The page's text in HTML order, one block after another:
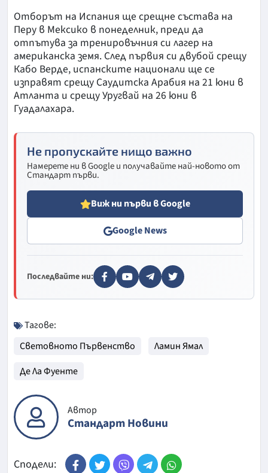
Отборът на Испания ще срещне състава на
Перу в Мексико в понеделник, преди да
отпътува за тренировъчния си лагер на
американска земя. След първия си двубой срещу
Кабо Верде, испанските национали ще се
изправят срещу Саудитска Арабия на 21 юни в
Атланта и срещу Уругвай на 26 юни в
Гуадалахара.
Не пропускайте нищо важно
Намерете ни в Google и получавайте най-новото от
Стандарт първи.
Виж ни първи в Google
Google News
Последвайте ни:
Тагове:
Световното Първенство
Ламин Ямал
Де Ла Фуенте
Автор
Стандарт Новини
Сподели: